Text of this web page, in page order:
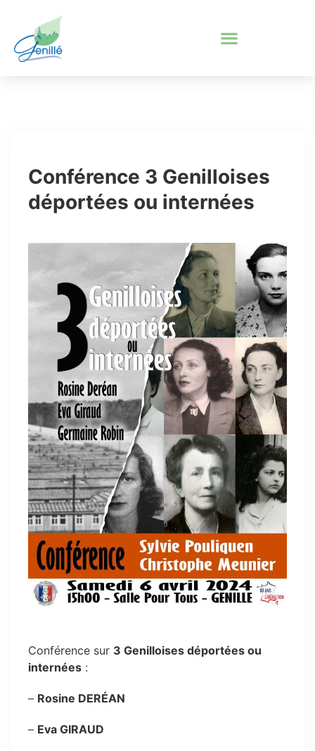
Conférence 3 Genilloises
déportées ou internées
Conférence sur 3 Genilloises déportées ou
internées :
– Rosine DERÉAN
– Eva GIRAUD